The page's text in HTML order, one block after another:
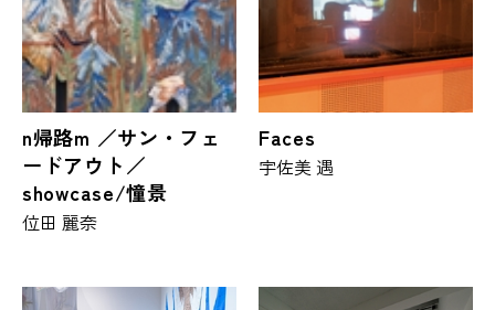
n帰路m ／サン・フェ
ードアウト／
showcase/憧景
位田 麗奈
Faces
宇佐美 遇